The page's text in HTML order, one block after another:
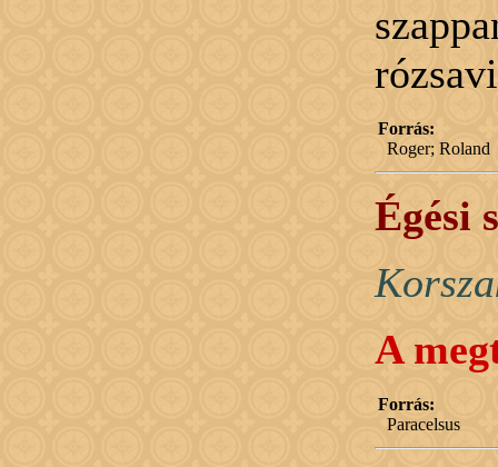
Forrás:
Roger; Roland
Égési
A
Forrás:
Paracelsus